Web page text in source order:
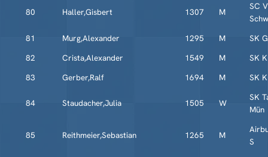
80 Haller,Gisbert 1307 M
SC
81
Murg,Alexander 1295 M
SK
82
Crista,Alexander 1549 M
SK
83
Gerber,Ralf 1694 M SK
84 Staudacher,Julia 1505 W
SK
Mün
85 Reithmeier,Sebastian 1265 M
S